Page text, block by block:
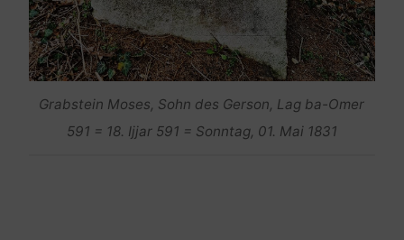
Grabstein Moses, Sohn des Gerson, Lag ba-Omer
591 = 18. Ijjar 591 = Sonntag, 01. Mai 1831